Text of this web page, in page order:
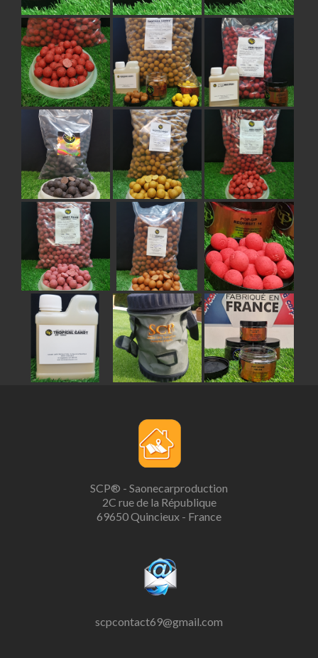
SCP® - Saonecarproduction
2C rue de la République
69650 Quincieux - France
scpcontact69@gmail.com